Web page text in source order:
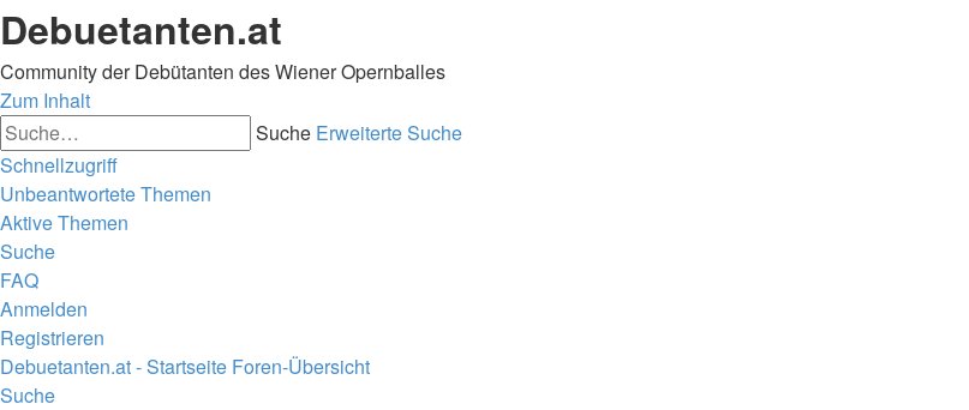
Debuetanten.at
Community der Debütanten des Wiener Opernballes
Zum Inhalt
Suche Erweiterte Suche
Schnellzugriff
Unbeantwortete Themen
Aktive Themen
Suche
FAQ
Anmelden
Registrieren
Debuetanten.at - Startseite Foren-Übersicht
Suche